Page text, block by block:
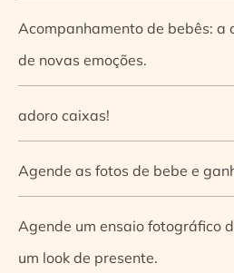
Acompanhamento de bebês: a
de novas emoções.
adoro caixas!
Agende as fotos de bebe e
Agende um ensaio fotográfico
um look de presente.